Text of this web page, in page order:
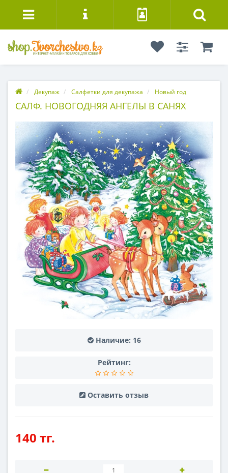
Декупаж Салфетки для декупажа Новый год
САЛФ. НОВОГОДНЯЯ АНГЕЛЫ В САНЯХ
Наличие: 16
Рейтинг:
Оставить отзыв
140 тг.